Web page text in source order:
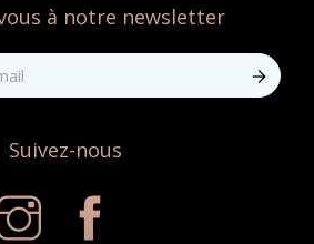
à notre newsletter
Suivez-nous